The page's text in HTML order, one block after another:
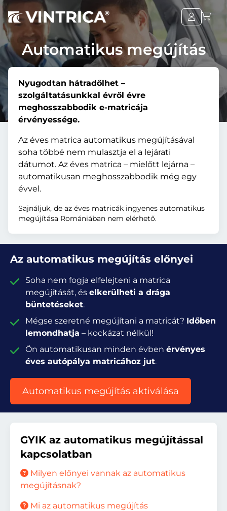
Automatikus megújítás
Nyugodtan hátradőlhet –
szolgáltatásunkkal évről évre
meghosszabbodik e-matricája
érvényessége.
Az éves matrica automatikus megújításával
soha többé nem mulasztja el a lejárati
dátumot. Az éves matrica – mielőtt lejárna –
automatikusan meghosszabbodik még egy
évvel.
Sajnáljuk, de az éves matricák ingyenes automatikus
megújítása Romániában nem elérhető.
Az automatikus megújítás előnyei
Soha nem fogja elfelejteni a matrica
megújítását, éselkerülheti a drága
büntetéseket.
Mégse szeretné megújítani a matricát? Időben
lemondhatja – kockázat nélkül!
Ön automatikusan minden évbenérvényes
éves autópálya matricához jut.
Automatikus megújítás aktiválása
GYIK az automatikus megújítással
kapcsolatban
Milyen előnyei vannak az automatikus
megújításnak?
Mi az automatikus megújítás